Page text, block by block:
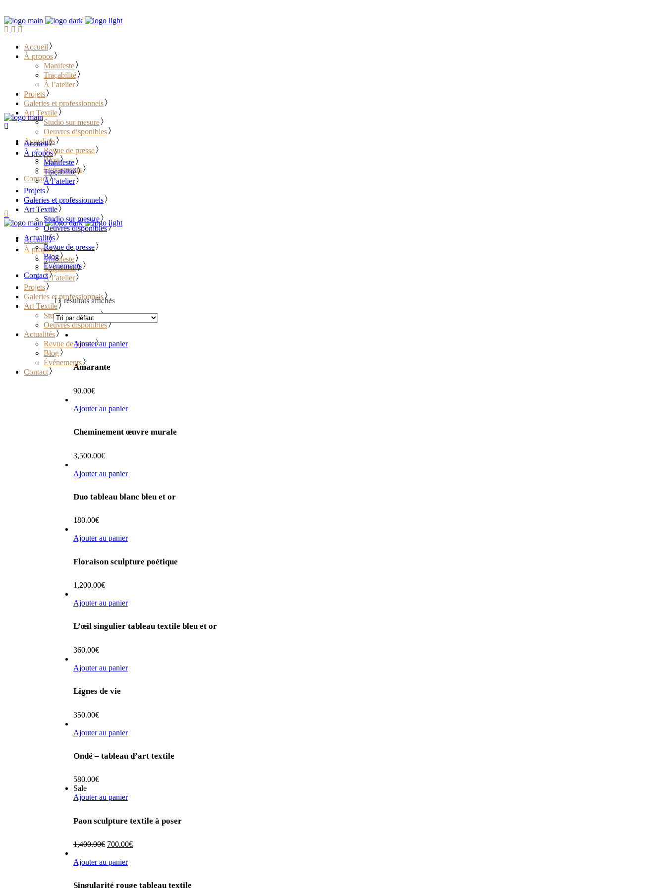
Accueil
À propos
Manifeste
Traçabilité
À l’atelier
Projets
Galeries et professionnels
Art Textile
Studio sur mesure
Oeuvres disponibles
Actualités
Revue de presse
Blog
Événements
Contact
………………………………
Accueil
À propos
Manifeste
Traçabilité
À l’atelier
Projets
Galeries et professionnels
Art Textile
Studio sur mesure
Oeuvres disponibles
Actualités
Revue de presse
Blog
Événements
Contact
Accueil
À propos
Manifeste
Traçabilité
À l’atelier
Projets
Galeries et professionnels
Art Textile
Studio sur mesure
Oeuvres disponibles
Actualités
Revue de presse
Blog
Événements
Contact
13 résultats affichés
Ajouter au panier
Amarante
90.00€
Ajouter au panier
Cheminement œuvre murale
3,500.00€
Ajouter au panier
Duo tableau blanc bleu et or
180.00€
Ajouter au panier
Floraison sculpture poétique
1,200.00€
Ajouter au panier
L’œil singulier tableau textile bleu et or
360.00€
Ajouter au panier
Lignes de vie
350.00€
Ajouter au panier
Ondé – tableau d’art textile
580.00€
Sale
Ajouter au panier
Paon sculpture textile à poser
1,400.00€ Le
initial
700.00€Le
Ajouter au panier
Singularité rouge tableau textile